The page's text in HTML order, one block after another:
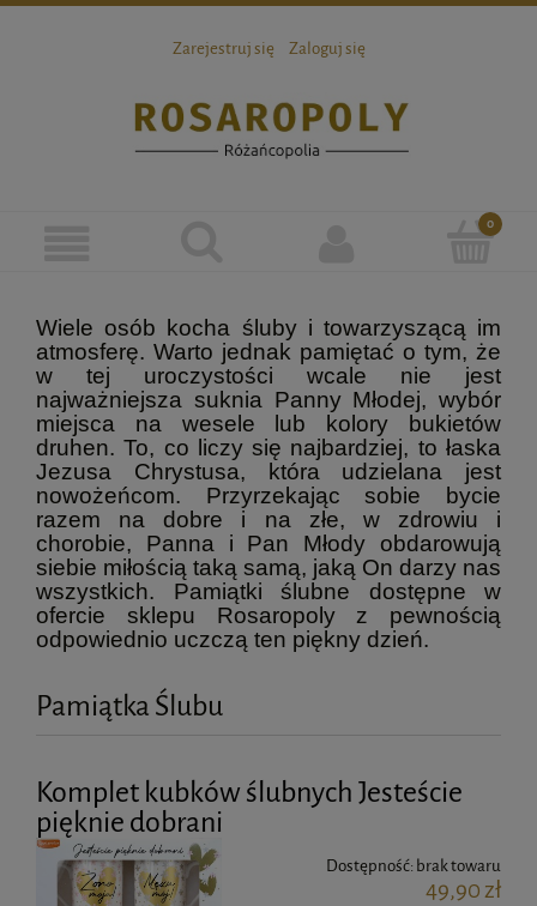
Zarejestruj się Zaloguj się
Wiele osób kocha śluby i towarzyszącą im
atmosferę. Warto jednak pamiętać o tym, że
w tej uroczystości wcale nie jest
najważniejsza suknia Panny Młodej, wybór
miejsca na wesele lub kolory bukietów
druhen. To, co liczy się najbardziej, to łaska
Jezusa Chrystusa, która udzielana jest
nowożeńcom. Przyrzekając sobie bycie
razem na dobre i na złe, w zdrowiu i
chorobie, Panna i Pan Młody obdarowują
siebie miłością taką samą, jaką On darzy nas
wszystkich. Pamiątki ślubne dostępne w
ofercie sklepu Rosaropoly z pewnością
odpowiednio uczczą ten piękny dzień.
Pamiątka Ślubu
Komplet kubków ślubnych Jesteście
pięknie dobrani
Dostępność: brak towaru
49,90 zł